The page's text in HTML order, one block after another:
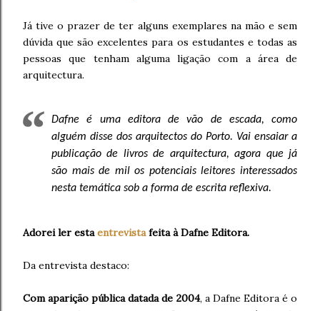
Já tive o prazer de ter alguns exemplares na mão e sem
dúvida que são excelentes para os estudantes e todas as
pessoas que tenham alguma ligação com a área de
arquitectura.
Dafne é uma editora de vão de escada, como
alguém disse dos arquitectos do Porto. Vai ensaiar a
publicação de livros de arquitectura, agora que já
são mais de mil os potenciais leitores interessados
nesta temática sob a forma de escrita reflexiva.
Adorei ler estaentrevistafeita à Dafne Editora.
Da entrevista destaco:
Com aparição pública datada de 2004, a Dafne Editora é o